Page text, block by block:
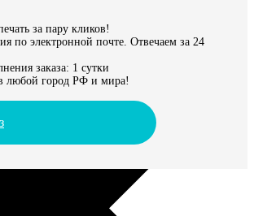
за пару кликов!
по электронной почте. Отвечаем за 24
заказа: 1 сутки
любой город РФ и мира!
цены